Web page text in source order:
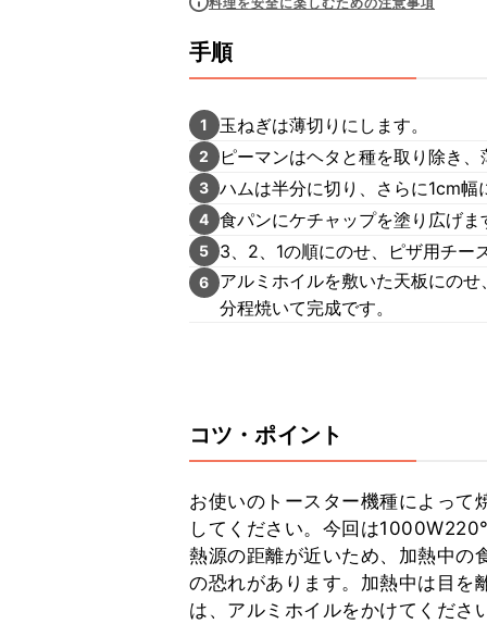
手順
1 玉ねぎは薄切りにします。
2 ピーマンはヘタと種を取り除き
3 ハムは半分に切り、さらに1cm幅
4 食パンにケチャップを塗り広げま
5 3、2、1の順にのせ、ピザ用チー
6
アルミホイルを敷いた天板にの
分程焼いて完成です。
コツ・ポイント
お使いのトースター機種によって
してください。今回は
熱源の距離が近いため、加熱中の
の恐れがあります。加熱中は目を
は、アルミホイルをかけてくださ